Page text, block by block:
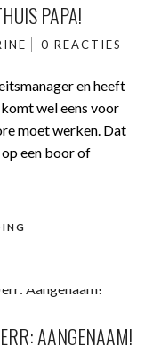
PAPA!
0 REACTIES
en heeft
wel eens voor
moet werken. Dat
een boor of
AANGENAAM!